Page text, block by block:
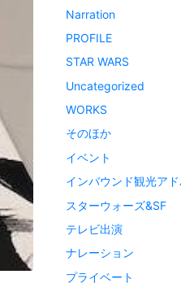
Narration
PROFILE
STAR WARS
Uncategorized
WORKS
そのほか
イベント
インバウンド観光ア
スターウォーズ&SF
テレビ出演
ナレーション
プライベート